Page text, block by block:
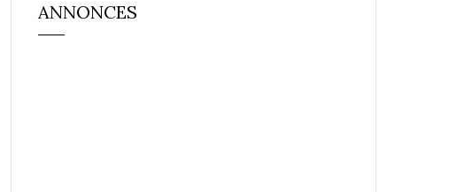
ANNONCES